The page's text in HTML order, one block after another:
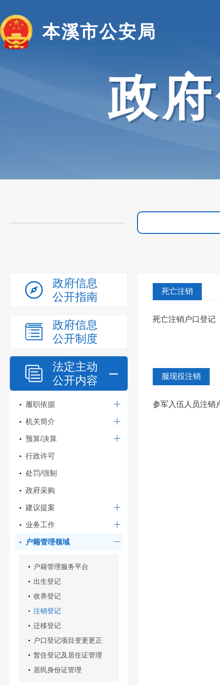
本溪市公安局
政
政府信息
公开指南
政府信息
公开制度
法定主动
公开内容
履职依据
机关简介
预算/决算
行政许可
处罚/强制
政府采购
建议提案
业务工作
户籍管理领域
户籍管理服务平台
出生登记
收养登记
注销登记
迁移登记
户口登记项目变更更正
暂住登记及居住证管理
居民身份证管理
死亡注销
死亡注销户口登记
服现役注销
参军入伍人员注销